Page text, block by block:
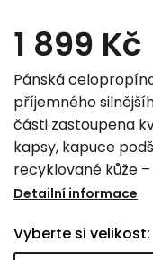
1 899 Kč
Pánská
příjemného
části zastoupena
kapsy, kapuce
recyklované kůže
kapsy – jí dodávají
Detailní informace
Vyberte si velikost: